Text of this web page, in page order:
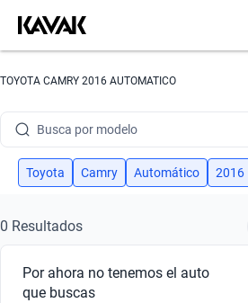
TOYOTA CAMRY 2016 AUTOMATICO
Busca por modelo
Busca por versión
Busca por marca
Busca por modelo
Toyota Camry Automático 2016
0 Resultados
Por ahora no tenemos el auto
que buscas